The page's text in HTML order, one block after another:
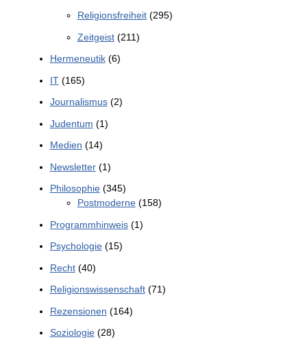
Religionsfreiheit(295)
Zeitgeist(211)
Hermeneutik(6)
IT(165)
Journalismus(2)
Judentum (1)
Medien (14)
Newsletter(1)
Philosophie(345)
Postmoderne(158)
Programmhinweis(1)
Psychologie(15)
Recht(40)
Religionswissenschaft(71)
Rezensionen (164)
Soziologie(28)